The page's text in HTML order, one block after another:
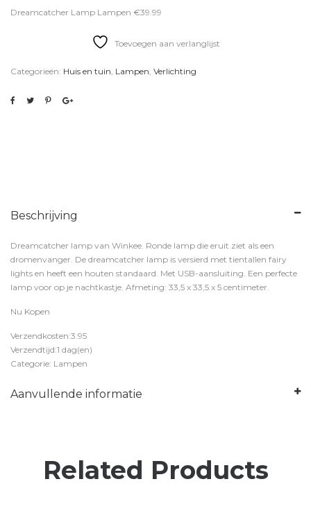
Dreamcatcher Lamp Lampen €39.99
Toevoegen aan verlanglijst
Categorieën: Huis en tuin, Lampen, Verlichting
Beschrijving
Dreamcatcher lamp van Winkee. Ronde lamp die eruit ziet als een
dromenvanger. De dreamcatcher lamp is versierd met tientallen fairy
lights en heeft een houten standaard. Met USB-aansluiting. Een perfecte
lamp voor op je nachtkastje. Afmeting: 33,5 x 33,5 x 5 centimeter.
Nu Kopen
Verzendkosten:3.95
Verzendtijd:1 dag(en)
Categorie: Lampen
Aanvullende informatie
Related Products